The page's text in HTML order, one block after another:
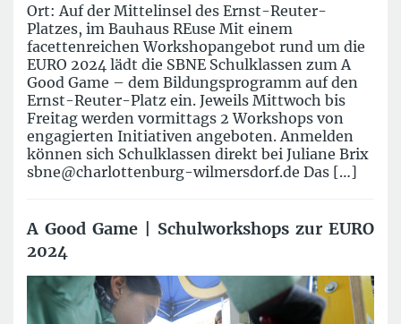
Ort: Auf der Mittelinsel des Ernst-Reuter-
Platzes, im Bauhaus REuse Mit einem
facettenreichen Workshopangebot rund um die
EURO 2024 lädt die SBNE Schulklassen zum A
Good Game – dem Bildungsprogramm auf den
Ernst-Reuter-Platz ein. Jeweils Mittwoch bis
Freitag werden vormittags 2 Workshops von
engagierten Initiativen angeboten. Anmelden
können sich Schulklassen direkt bei Juliane Brix
sbne@charlottenburg-wilmersdorf.de Das […]
A Good Game | Schulworkshops zur EURO
2024